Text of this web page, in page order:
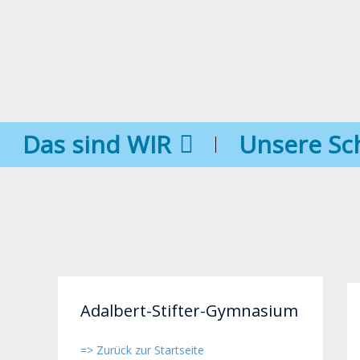
Das sind WIR Unsere
Adalbert-Stifter-Gymnasium
=> Zurück zur Startseite